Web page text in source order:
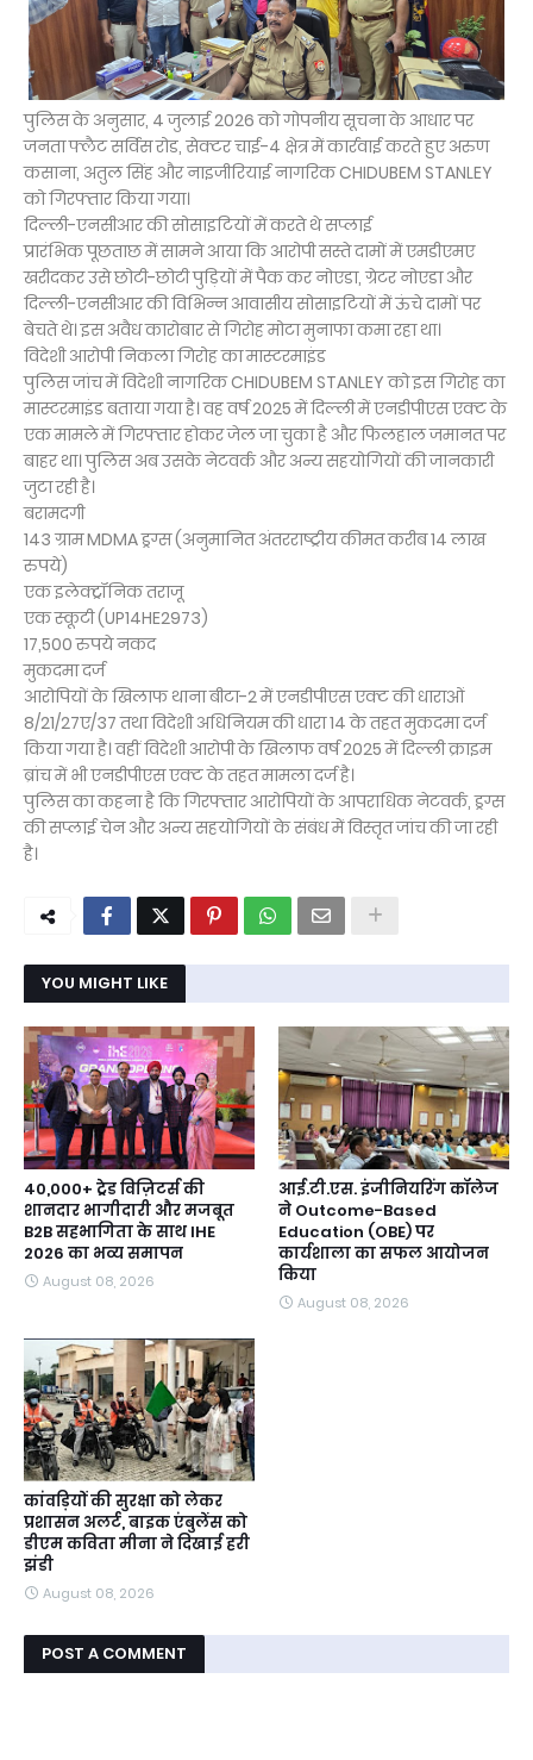
पुलिस के अनुसार, 4 जुलाई 2026 को गोपनीय सूचना के आधार पर
जनता फ्लैट सर्विस रोड, सेक्टर चाई-4 क्षेत्र में कार्रवाई करते हुए अरुण
कसाना, अतुल सिंह और नाइजीरियाई नागरिक CHIDUBEM STANLEY
को गिरफ्तार किया गया।
दिल्ली-एनसीआर की सोसाइटियों में करते थे सप्लाई
प्रारंभिक पूछताछ में सामने आया कि आरोपी सस्ते दामों में एमडीएमए
खरीदकर उसे छोटी-छोटी पुड़ियों में पैक कर नोएडा, ग्रेटर नोएडा और
दिल्ली-एनसीआर की विभिन्न आवासीय सोसाइटियों में ऊंचे दामों पर
बेचते थे। इस अवैध कारोबार से गिरोह मोटा मुनाफा कमा रहा था।
विदेशी आरोपी निकला गिरोह का मास्टरमाइंड
पुलिस जांच में विदेशी नागरिक CHIDUBEM STANLEY को इस गिरोह का
मास्टरमाइंड बताया गया है। वह वर्ष 2025 में दिल्ली में एनडीपीएस एक्ट के
एक मामले में गिरफ्तार होकर जेल जा चुका है और फिलहाल जमानत पर
बाहर था। पुलिस अब उसके नेटवर्क और अन्य सहयोगियों की जानकारी
जुटा रही है।
बरामदगी
143 ग्राम MDMA ड्रग्स (अनुमानित अंतरराष्ट्रीय कीमत करीब 14 लाख
रुपये)
एक इलेक्ट्रॉनिक तराजू
एक स्कूटी (UP14HE2973)
17,500 रुपये नकद
मुकदमा दर्ज
आरोपियों के खिलाफ थाना बीटा-2 में एनडीपीएस एक्ट की धाराओं
8/21/27ए/37 तथा विदेशी अधिनियम की धारा 14 के तहत मुकदमा दर्ज
किया गया है। वहीं विदेशी आरोपी के खिलाफ वर्ष 2025 में दिल्ली क्राइम
ब्रांच में भी एनडीपीएस एक्ट के तहत मामला दर्ज है।
पुलिस का कहना है कि गिरफ्तार आरोपियों के आपराधिक नेटवर्क, ड्रग्स
की सप्लाई चेन और अन्य सहयोगियों के संबंध में विस्तृत जांच की जा रही
है।
YOU MIGHT LIKE
40,000+ ट्रेड विज़िटर्स की
शानदार भागीदारी और मजबूत
B2B सहभागिता के साथ IHE
2026 का भव्य समापन
August 08, 2026
आई.टी.एस. इंजीनियरिंग कॉलेज
ने Outcome-Based
Education (OBE) पर
कार्यशाला का सफल आयोजन
किया
August 08, 2026
कांवड़ियों की सुरक्षा को लेकर
प्रशासन अलर्ट, बाइक एंबुलेंस को
डीएम कविता मीना ने दिखाई हरी
झंडी
August 08, 2026
POST A COMMENT